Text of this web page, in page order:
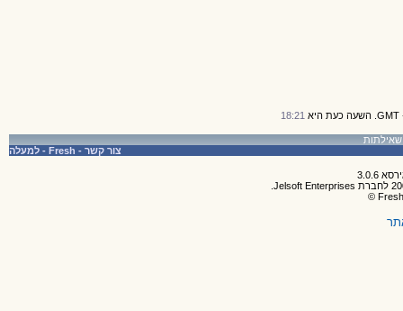
18:21
צור קשר -
Fresh
- למעלה